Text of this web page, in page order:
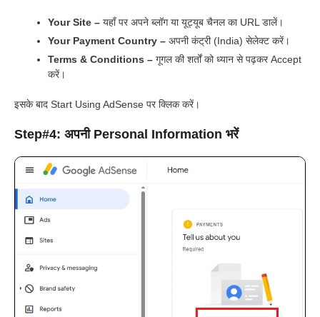
Your Site – यहाँ पर अपने ब्लॉग या यूट्यूब चैनल का URL डालें।
Your Payment Country – अपनी कंट्री (India) सेलेक्ट करें।
Terms & Conditions – गूगल की शर्तों को ध्यान से पढ़कर Accept
करें।
इसके बाद Start Using AdSense पर क्लिक करें।
Step#4: अपनी Personal Information भरें